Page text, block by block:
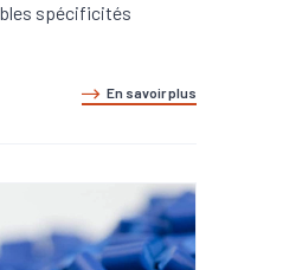
spécificités
En savoir plus